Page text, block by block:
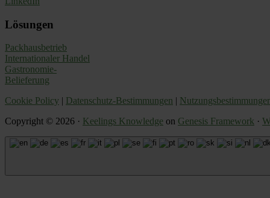
Lösungen
Packhausbetrieb
Internationaler Handel
Gastronomie-
Belieferung
Cookie Policy | Datenschutz-Bestimmungen |
Copyright © 2026 · Keelings Knowledge on Genesis Framework ·